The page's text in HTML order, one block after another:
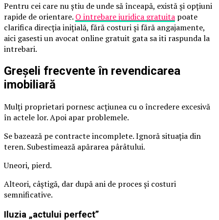
Pentru cei care nu știu de unde să înceapă, există și opțiuni
rapide de orientare. O intrebare juridica gratuita poate
clarifica direcția inițială, fără costuri și fără angajamente,
aici gasesti un avocat online gratuit gata sa iti raspunda la
intrebari.
Greșeli frecvente în revendicarea
imobiliară
Mulți proprietari pornesc acțiunea cu o încredere excesivă
în actele lor. Apoi apar problemele.
Se bazează pe contracte incomplete. Ignoră situația din
teren. Subestimează apărarea pârâtului.
Uneori, pierd.
Alteori, câștigă, dar după ani de proces și costuri
semnificative.
Iluzia „actului perfect”